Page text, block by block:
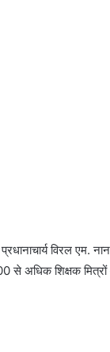
विरल एम.
अधिक शिक्षक मित्रों